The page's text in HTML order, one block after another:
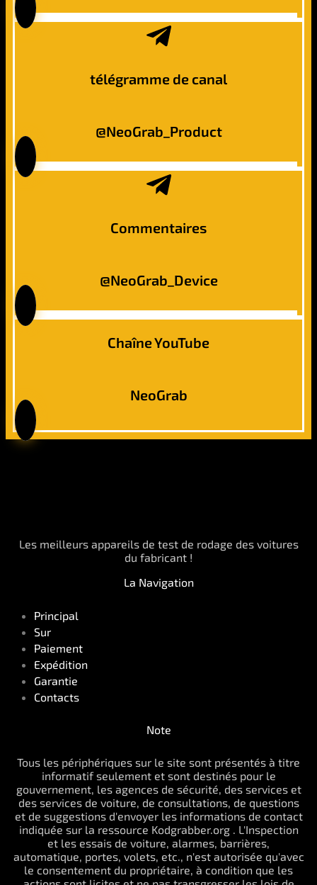
télégramme de canal
@NeoGrab_Product
Commentaires
@NeoGrab_Device
Chaîne YouTube
NeoGrab
Les meilleurs appareils de test de rodage des voitures
du fabricant !
La Navigation
Principal
Sur
Paiement
Expédition
Garantie
Contacts
Note
Tous les périphériques sur le site sont présentés à titre
informatif seulement et sont destinés pour le
gouvernement, les agences de sécurité, des services et
des services de voiture, de consultations, de questions
et de suggestions d'envoyer les informations de contact
indiquée sur la ressource Kodgrabber.org . L'Inspection
et les essais de voiture, alarmes, barrières,
automatique, portes, volets, etc., n'est autorisée qu'avec
le consentement du propriétaire, à condition que les